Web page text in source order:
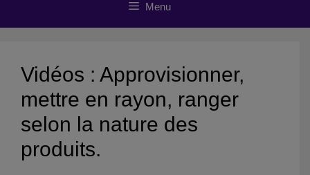
Menu
Vidéos : Approvisionner,
mettre en rayon, ranger
selon la nature des
produits.